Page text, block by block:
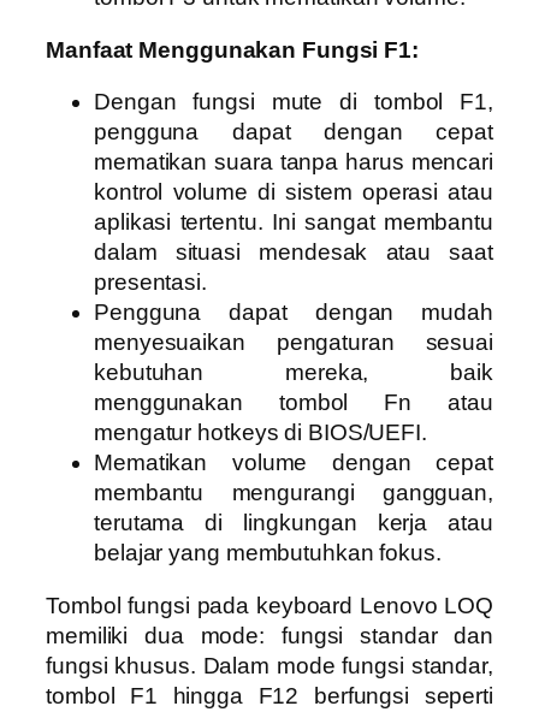
Manfaat Menggunakan Fungsi F1:
Dengan fungsi mute di tombol F1,
pengguna dapat dengan cepat
mematikan suara tanpa harus mencari
kontrol volume di sistem operasi atau
aplikasi tertentu. Ini sangat membantu
dalam situasi mendesak atau saat
presentasi.
Pengguna dapat dengan mudah
menyesuaikan pengaturan sesuai
kebutuhan mereka, baik
menggunakan tombol Fn atau
mengatur hotkeys di BIOS/UEFI.
Mematikan volume dengan cepat
membantu mengurangi gangguan,
terutama di lingkungan kerja atau
belajar yang membutuhkan fokus.
Tombol fungsi pada keyboard Lenovo LOQ
memiliki dua mode: fungsi standar dan
fungsi khusus. Dalam mode fungsi standar,
tombol F1 hingga F12 berfungsi seperti